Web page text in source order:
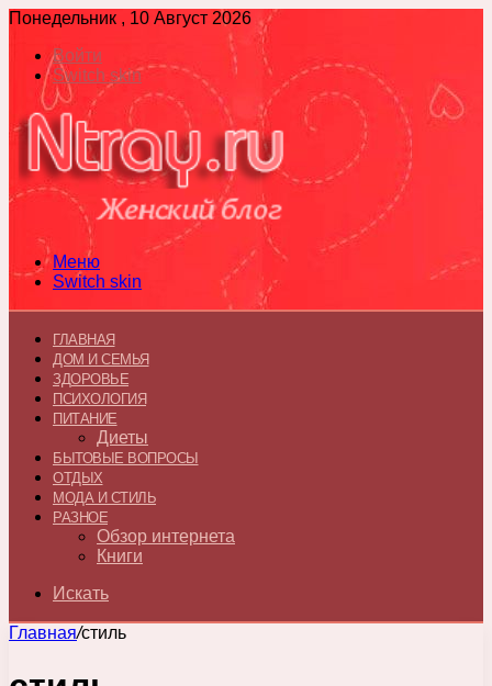
Понедельник , 10 Август 2026
Войти
Switch skin
Меню
Switch skin
ГЛАВНАЯ
ДОМ И СЕМЬЯ
ЗДОРОВЬЕ
ПСИХОЛОГИЯ
ПИТАНИЕ
Диеты
БЫТОВЫЕ ВОПРОСЫ
ОТДЫХ
МОДА И СТИЛЬ
РАЗНОЕ
Обзор интернета
Книги
Искать
Главная/стиль